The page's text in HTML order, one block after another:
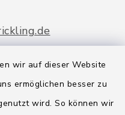
wir auf dieser Website
ermöglichen besser zu
wird. So können wir